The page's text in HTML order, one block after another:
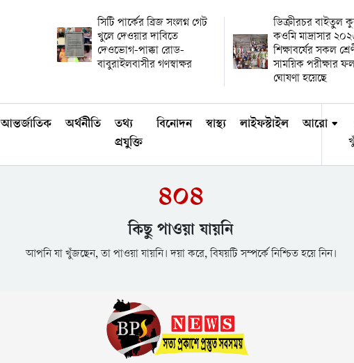
সিটি পার্কের ব্রিজ সংলগ্ন গেট
খুলে দেওয়ার দাবিতে
দেওভোগ-পাক্কা রোড-
বাবুরাইলবাসীর গণস্বাক্ষর
ডিক্রীরচর বাইতুল
কওমি মাদ্রাসার
শিক্ষাবর্ষের সকল
সাময়িক পরীক্ষার
ঘোষণা হয়েছে
আন্তর্জাতিক অর্থনীতি
তথ্য
প্রযুক্তি
বিনোদন স্বাস্থ্য লাইফস্টাইল আরো
৪০৪
কিছু পাওয়া যায়নি
আপনি যা খুঁজছেন, তা পাওয়া যায়নি। দয়া করে, বিষয়টি সম্পর্কে নিশ্চিত হয়ে নিন।